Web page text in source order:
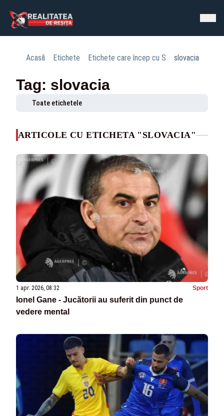
Acasă Etichete Etichete care încep cu S slovacia
Tag: slovacia
Toate etichetele
ARTICOLE CU ETICHETA "SLOVACIA"
1 apr. 2026, 08:32 Sport
Ionel Gane - Jucătorii au suferit din punct de
vedere mental